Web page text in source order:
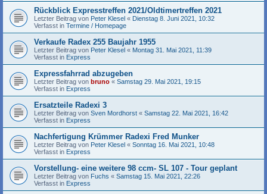
Rückblick Expresstreffen 2021/Oldtimertreffen 2021
Letzter Beitrag von Peter Klesel « Dienstag 8. Juni 2021, 10:32
Verfasst in Termine / Homepage
Verkaufe Radex 255 Baujahr 1955
Letzter Beitrag von Peter Klesel « Montag 31. Mai 2021, 11:39
Verfasst in Express
Expressfahrrad abzugeben
Letzter Beitrag von bruno « Samstag 29. Mai 2021, 19:15
Verfasst in Express
Ersatzteile Radexi 3
Letzter Beitrag von Sven Mordhorst « Samstag 22. Mai 2021, 16:42
Verfasst in Express
Nachfertigung Krümmer Radexi Fred Munker
Letzter Beitrag von Peter Klesel « Sonntag 16. Mai 2021, 10:48
Verfasst in Express
Vorstellung- eine weitere 98 ccm- SL 107 - Tour geplant
Letzter Beitrag von Fuchs « Samstag 15. Mai 2021, 22:26
Verfasst in Express